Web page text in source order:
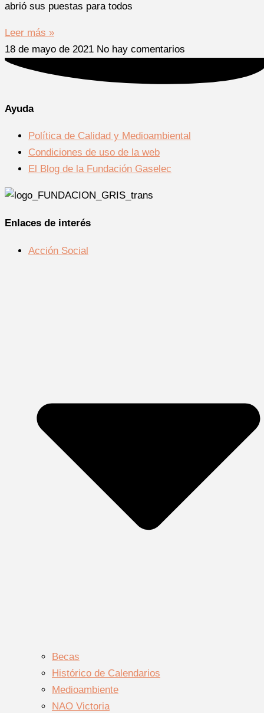
abrió sus puestas para todos
Leer más »
18 de mayo de 2021 No hay comentarios
Ayuda
Política de Calidad y Medioambiental
Condiciones de uso de la web
El Blog de la Fundación Gaselec
Enlaces de interés
Acción Social
Becas
Histórico de Calendarios
Medioambiente
NAO Victoria